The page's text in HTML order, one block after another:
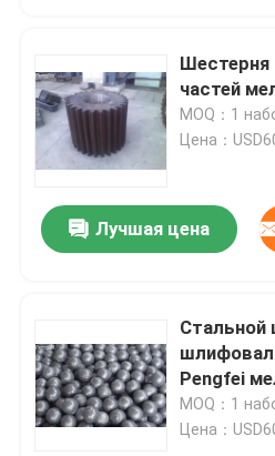
Шестерня
частей
MOQ：1
Цена：
Лучшая цена
Стальной
Pengfei
частей
MOQ：1
Цена：